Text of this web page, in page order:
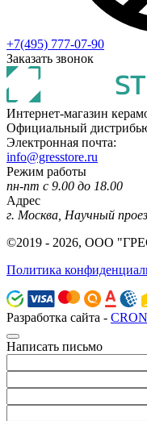
+7(495) 777-07-90
Заказать звонок
Интернет-магазин
Официальный
Электронная почта:
info@gresstore.ru
Режим работы
пн-пт с 9.00 до 18.00
Адрес
г. Москва, Научный
©2019 - 2026, ООО
Политика
Разработка сайта -
Написать письмо